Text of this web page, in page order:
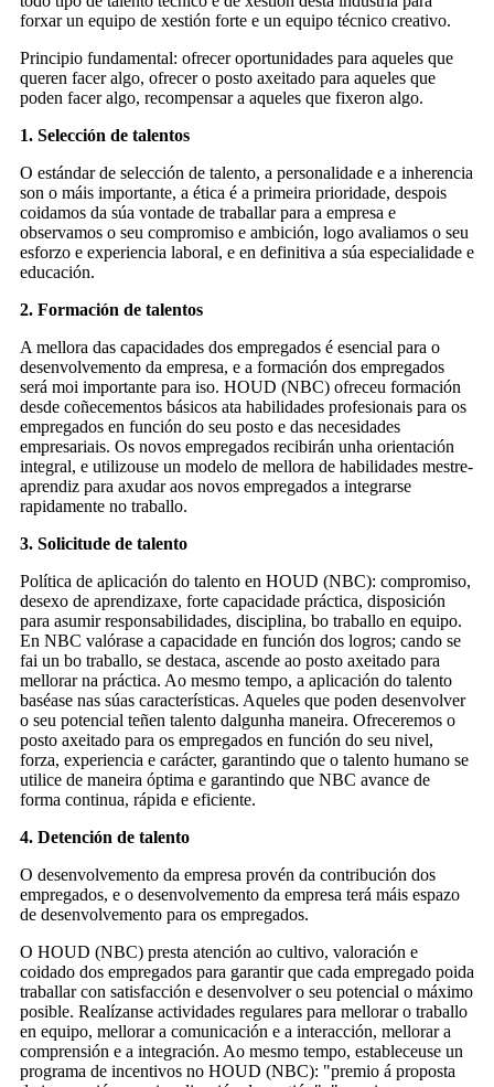
forxar un equipo de xestión forte e un equipo técnico creativo.
Principio fundamental: ofrecer oportunidades para aqueles que
queren facer algo, ofrecer o posto axeitado para aqueles que
poden facer algo, recompensar a aqueles que fixeron algo.
1. Selección de talentos
O estándar de selección de talento, a personalidade e a inherencia
son o máis importante, a ética é a primeira prioridade, despois
coidamos da súa vontade de traballar para a empresa e
observamos o seu compromiso e ambición, logo avaliamos o seu
esforzo e experiencia laboral, e en definitiva a súa especialidade e
educación.
2. Formación de talentos
A mellora das capacidades dos empregados é esencial para o
desenvolvemento da empresa, e a formación dos empregados
será moi importante para iso. HOUD (NBC) ofreceu formación
desde coñecementos básicos ata habilidades profesionais para os
empregados en función do seu posto e das necesidades
empresariais. Os novos empregados recibirán unha orientación
integral, e utilizouse un modelo de mellora de habilidades mestre-
aprendiz para axudar aos novos empregados a integrarse
rapidamente no traballo.
3. Solicitude de talento
Política de aplicación do talento en HOUD (NBC): compromiso,
desexo de aprendizaxe, forte capacidade práctica, disposición
para asumir responsabilidades, disciplina, bo traballo en equipo.
En NBC valórase a capacidade en función dos logros; cando se
fai un bo traballo, se destaca, ascende ao posto axeitado para
mellorar na práctica. Ao mesmo tempo, a aplicación do talento
baséase nas súas características. Aqueles que poden desenvolver
o seu potencial teñen talento dalgunha maneira. Ofreceremos o
posto axeitado para os empregados en función do seu nivel,
forza, experiencia e carácter, garantindo que o talento humano se
utilice de maneira óptima e garantindo que NBC avance de
forma continua, rápida e eficiente.
4. Detención de talento
O desenvolvemento da empresa provén da contribución dos
empregados, e o desenvolvemento da empresa terá máis espazo
de desenvolvemento para os empregados.
O HOUD (NBC) presta atención ao cultivo, valoración e
coidado dos empregados para garantir que cada empregado poida
traballar con satisfacción e desenvolver o seu potencial o máximo
posible. Realízanse actividades regulares para mellorar o traballo
en equipo, mellorar a comunicación e a interacción, mellorar a
comprensión e a integración. Ao mesmo tempo, estableceuse un
programa de incentivos no HOUD (NBC): "premio á proposta